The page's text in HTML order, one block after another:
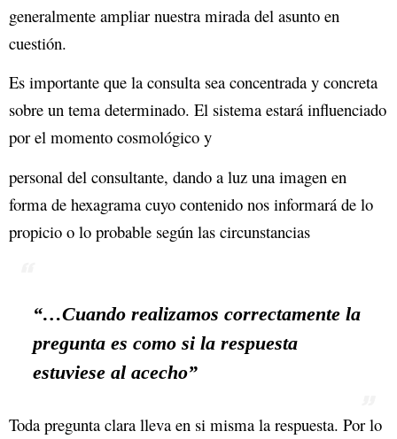
generalmente ampliar nuestra mirada del asunto en
cuestión.
Es importante que la consulta sea concentrada y concreta
sobre un tema determinado. El sistema estará influenciado
por el momento cosmológico y
personal del consultante, dando a luz una imagen en
forma de hexagrama cuyo contenido nos informará de lo
propicio o lo probable según las circunstancias
“…Cuando realizamos correctamente la
pregunta es como si la respuesta
estuviese al acecho”
Toda pregunta clara lleva en si misma la respuesta. Por lo